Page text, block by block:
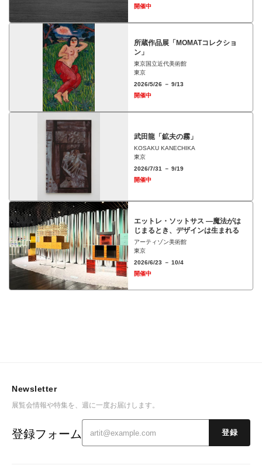
開催中
所蔵作品展「MOMATコレクショ
ン」
東京国立近代美術館
東京
2026/5/26 － 9/13
開催中
武田龍「鉱夫の霧」
KOSAKU KANECHIKA
東京
2026/7/31 － 9/19
開催中
エットレ・ソットサス —魔法がは
じまるとき、デザインは生まれる
アーティゾン美術館
東京
2026/6/23 － 10/4
開催中
Newsletter
展覧会情報や特集を、週に一度お届けします。
登録フォーム 登録